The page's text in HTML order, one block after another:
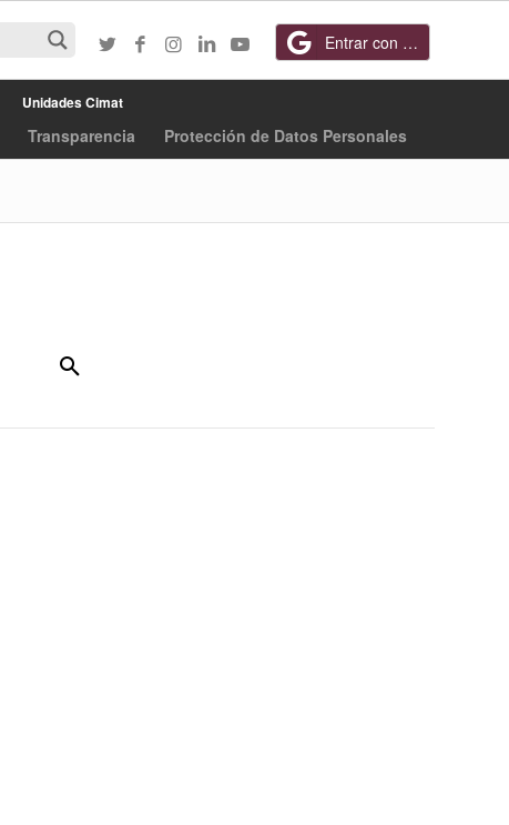
Entrar con Google
Unidades Cimat
Transparencia Protección de Datos Personales